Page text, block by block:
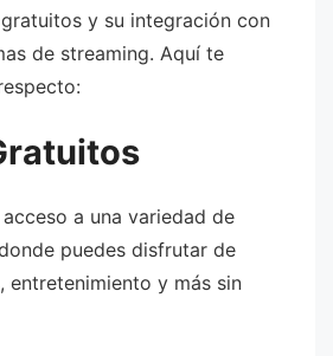
y su integración con
de streaming. Aquí te
a una variedad de
puedes disfrutar de
entretenimiento y más sin